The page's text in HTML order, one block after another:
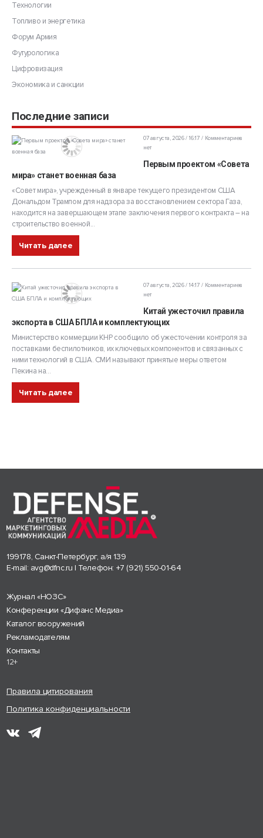
Технологии
Топливо и энергетика
Форум Армия
Футурологика
Цифровизация
Экономика и санкции
Последние записи
07 августа, 2026 / 16:17
Комментариев
нет
Первым проектом «Совета
мира» станет военная база
«Совет мира», учрежденный в январе текущего президентом США
Дональдом Трампом для надзора за восстановлением сектора Газа,
находится на завершающем этапе заключения первого контракта – на
строительство военной...
Читать далее
07 августа, 2026 / 14:17
Комментариев
нет
Китай ужесточил правила
экспорта в США БПЛА и комплектующих
Министерство коммерции КНР сообщило об ужесточении контроля за
поставками беспилотников, их ключевых компонентов и связанных с
ними технологий в США. СМИ называют принятые меры ответом
Пекина на...
Читать далее
199178, Санкт-Петербург, а/я 139
E-mail: avg@dfnc.ru | Телефон: +7 (921) 550-01-64
Журнал «НОЗС»
Конференции «Дифанс Медиа»
Каталог вооружений
Рекламодателям
Контакты
12+
Правила цитирования
Политика конфиденциальности